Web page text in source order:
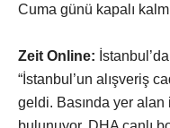
Cuma günü kapalı
Zeit Online:
“İstanbul’un alışveriş
geldi. Basında yer